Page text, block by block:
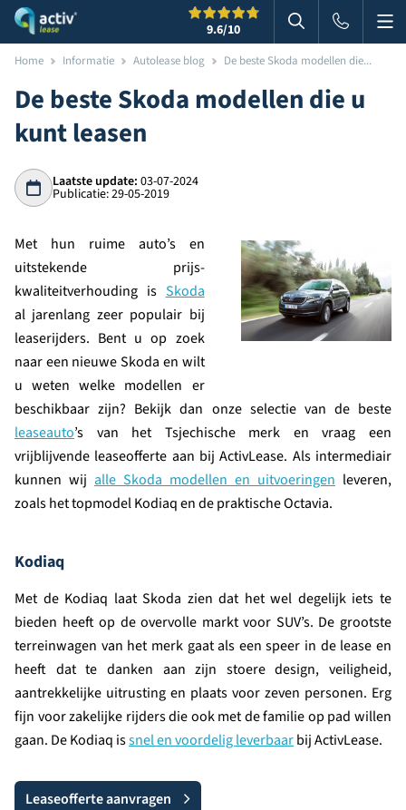
9.6/10 Zoeken in
Home Informatie Autolease blog De beste Skoda modellen die...
De beste Skoda modellen die u
kunt leasen
Laatste update: 03-07-2024
Publicatie: 29-05-2019
Met hun ruime auto’s en
uitstekende prijs-
kwaliteitverhouding is Skoda
al jarenlang zeer populair bij
leaserijders. Bent u op zoek
naar een nieuwe Skoda en wilt
u weten welke modellen er
beschikbaar zijn? Bekijk dan onze selectie van de beste
leaseauto’s van het Tsjechische merk en vraag een
vrijblijvende leaseofferte aan bij ActivLease. Als intermediair
kunnen wij alle Skoda modellen en uitvoeringen leveren,
zoals het topmodel Kodiaq en de praktische Octavia.
Kodiaq
Met de Kodiaq laat Skoda zien dat het wel degelijk iets te
bieden heeft op de overvolle markt voor SUV’s. De grootste
terreinwagen van het merk gaat als een speer in de lease en
heeft dat te danken aan zijn stoere design, veiligheid,
aantrekkelijke uitrusting en plaats voor zeven personen. Erg
fijn voor zakelijke rijders die ook met de familie op pad willen
gaan. De Kodiaq issnel en voordelig leverbaarbij ActivLease.
Leaseofferte aanvragen